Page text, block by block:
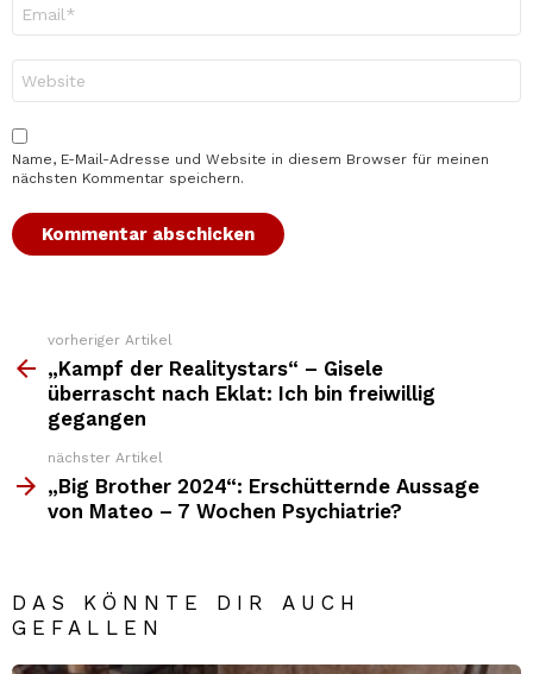
Mail-
Adresse
*
Name, E-Mail-Adresse und Website in diesem Browser für meinen
nächsten Kommentar speichern.
Weitere
Top
News
vorheriger Artikel
„Kampf der Realitystars“ – Gisele
überrascht nach Eklat: Ich bin freiwillig
gegangen
nächster Artikel
„Big Brother 2024“: Erschütternde Aussage
von Mateo – 7 Wochen Psychiatrie?
DAS KÖNNTE DIR AUCH
GEFALLEN